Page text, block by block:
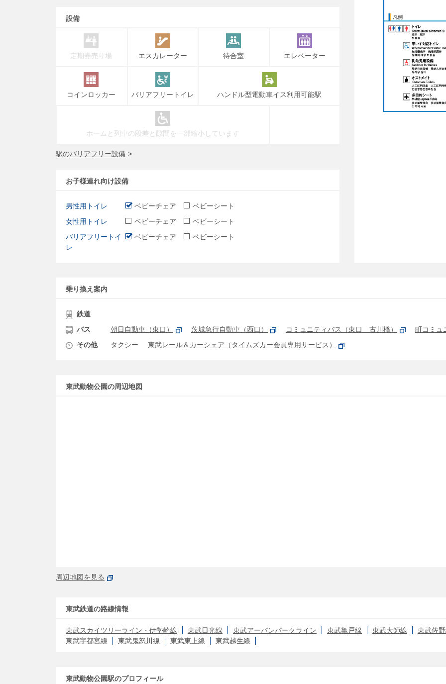
設備
定期券売り場 エスカレーター 待合室 エレベーター
コインロッカー バリアフリートイレ ハンドル型電動車イス利用可能駅
ホームと列車の段差と隙間を一部縮小しています
駅のバリアフリー設備
お子様連れ向け設備
男性用トイレ ベビーチェア
ベビーシート
女性用トイレ
ベビーチェア
ベビーシート
バリアフリートイ
レ
ベビーチェア ベビーシート
乗り換え案内
鉄道
バス
朝日自動車（東口） 茨城急行自動車（西口） コミュニティバス（東口 古川橋）
町コミュ
その他
タクシー 東武レール＆カーシェア（タイムズカー会員専用サービス）
東武動物公園の周辺地図
周辺地図を見る
東武鉄道の路線情報
東武スカイツリーライン・伊勢崎線 東武日光線 東武アーバンパークライン 東武亀戸線 東武大師線 東武佐
東武宇都宮線
東武鬼怒川線 東武東上線 東武越生線
東武動物公園駅のプロフィール